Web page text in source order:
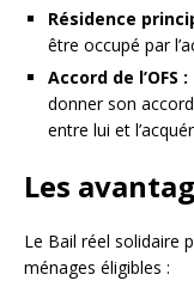
Résidence
être occupé par
Accord de l’OFS :
donner son
entre lui et
Les
Le Bail réel solidaire
ménages éligibles :